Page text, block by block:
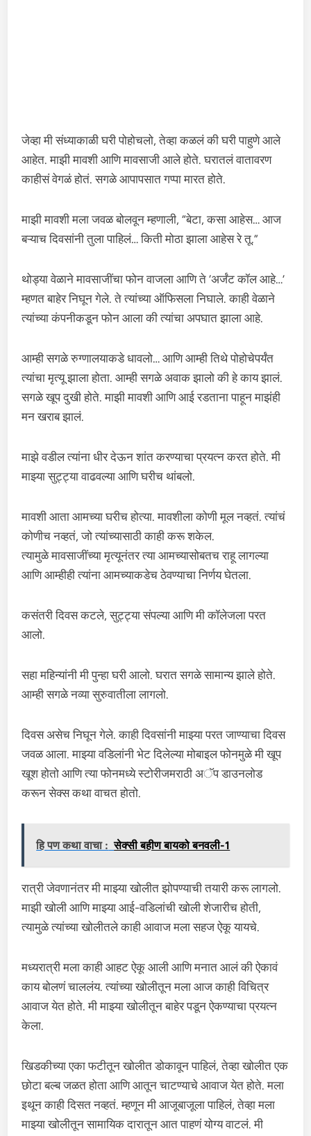
जेव्हा मी संध्याकाळी घरी पोहोचलो, तेव्हा कळलं की घरी पाहुणे आले
आहेत. माझी मावशी आणि मावसाजी आले होते. घरातलं वातावरण
काहीसं वेगळं होतं. सगळे आपापसात गप्पा मारत होते.
माझी मावशी मला जवळ बोलवून म्हणाली, “बेटा, कसा आहेस… आज
बऱ्याच दिवसांनी तुला पाहिलं… किती मोठा झाला आहेस रे तू.”
थोड्या वेळाने मावसाजींचा फोन वाजला आणि ते ‘अर्जंट कॉल आहे…’
म्हणत बाहेर निघून गेले. ते त्यांच्या ऑफिसला निघाले. काही वेळाने
त्यांच्या कंपनीकडून फोन आला की त्यांचा अपघात झाला आहे.
आम्ही सगळे रुग्णालयाकडे धावलो… आणि आम्ही तिथे पोहोचेपर्यंत
त्यांचा मृत्यू झाला होता. आम्ही सगळे अवाक झालो की हे काय झालं.
सगळे खूप दुखी होते. माझी मावशी आणि आई रडताना पाहून माझंही
मन खराब झालं.
माझे वडील त्यांना धीर देऊन शांत करण्याचा प्रयत्न करत होते. मी
माझ्या सुट्ट्या वाढवल्या आणि घरीच थांबलो.
मावशी आता आमच्या घरीच होत्या. मावशीला कोणी मूल नव्हतं. त्यांचं
कोणीच नव्हतं, जो त्यांच्यासाठी काही करू शकेल.
त्यामुळे मावसाजींच्या मृत्यूनंतर त्या आमच्यासोबतच राहू लागल्या
आणि आम्हीही त्यांना आमच्याकडेच ठेवण्याचा निर्णय घेतला.
कसंतरी दिवस कटले, सुट्ट्या संपल्या आणि मी कॉलेजला परत
आलो.
सहा महिन्यांनी मी पुन्हा घरी आलो. घरात सगळे सामान्य झाले होते.
आम्ही सगळे नव्या सुरुवातीला लागलो.
दिवस असेच निघून गेले. काही दिवसांनी माझ्या परत जाण्याचा दिवस
जवळ आला. माझ्या वडिलांनी भेट दिलेल्या मोबाइल फोनमुळे मी खूप
खूश होतो आणि त्या फोनमध्ये स्टोरीजमराठी अॅप डाउनलोड
करून सेक्स कथा वाचत होतो.
हि पण कथा वाचा : सेक्सी बहीण बायको बनवली-1
रात्री जेवणानंतर मी माझ्या खोलीत झोपण्याची तयारी करू लागलो.
माझी खोली आणि माझ्या आई-वडिलांची खोली शेजारीच होती,
त्यामुळे त्यांच्या खोलीतले काही आवाज मला सहज ऐकू यायचे.
मध्यरात्री मला काही आहट ऐकू आली आणि मनात आलं की ऐकावं
काय बोलणं चाललंय. त्यांच्या खोलीतून मला आज काही विचित्र
आवाज येत होते. मी माझ्या खोलीतून बाहेर पडून ऐकण्याचा प्रयत्न
केला.
खिडकीच्या एका फटीतून खोलीत डोकावून पाहिलं, तेव्हा खोलीत एक
छोटा बल्ब जळत होता आणि आतून चाटण्याचे आवाज येत होते. मला
इथून काही दिसत नव्हतं. म्हणून मी आजूबाजूला पाहिलं, तेव्हा मला
माझ्या खोलीतून सामायिक दारातून आत पाहणं योग्य वाटलं. मी